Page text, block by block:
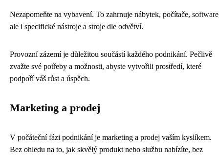
Nezapomeňte na vybavení. To zahrnuje nábytek, počítače,
ale i specifické nástroje a stroje dle odvětví.
Provozní zázemí je důležitou součástí každého podnikání. Pečlivě
zvažte své potřeby a možnosti, abyste vytvořili prostředí, které
podpoří váš růst a úspěch.
Marketing a prodej
V počáteční fázi podnikání je marketing a prodej vaším kyslíkem.
Bez ohledu na to, jak skvělý produkt nebo službu nabízíte, bez